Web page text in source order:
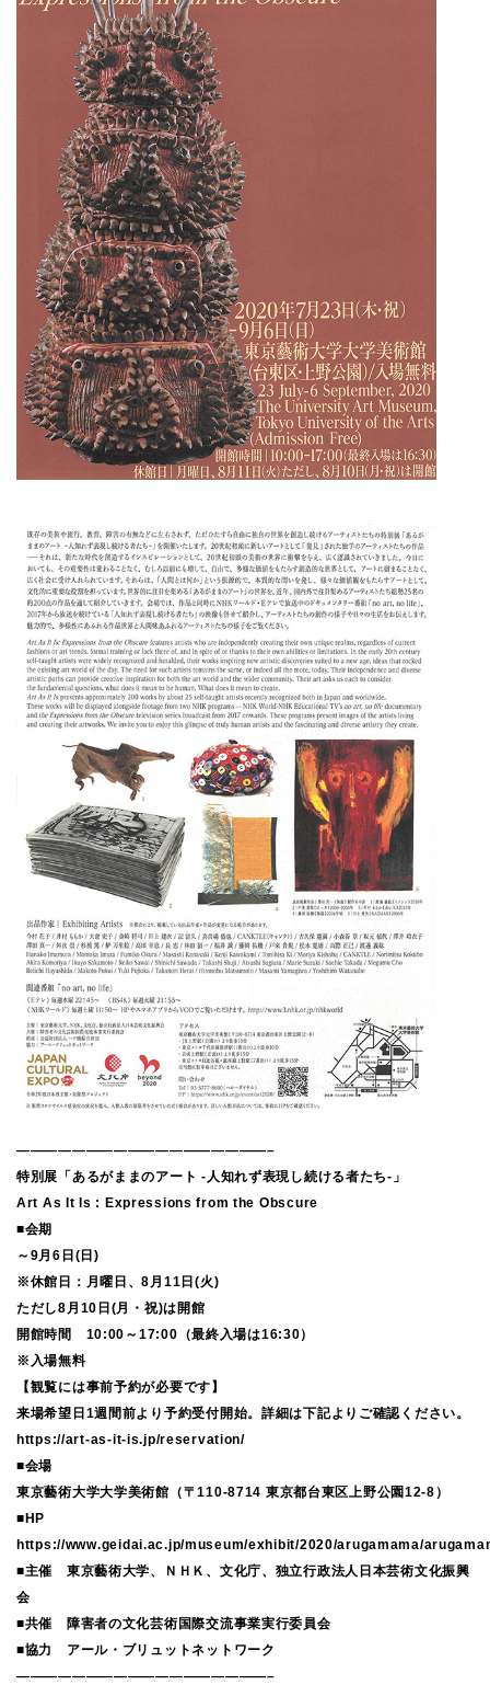
——————————————————–
特別展「あるがままのアート -人知れず表現し続ける者たち-」
Art As It Is : Expressions from the Obscure
■会期
～9月6日(日)
※休館日：月曜日、8月11日(火)
ただし8月10日(月・祝)は開館
開館時間 10:00～17:00（最終入場は16:30）
※入場無料
【観覧には事前予約が必要です】
来場希望日1週間前より予約受付開始。詳細は下記よりご確認ください。
https://art-as-it-is.jp/reservation/
■会場
東京藝術大学大学美術館（〒110-8714 東京都台東区上野公園12-8）
■HP
https://www.geidai.ac.jp/museum/exhibit/2020/arugamama/
■主催 東京藝術大学、ＮＨＫ、文化庁、独立行政法人日本芸術文化振興
会
■共催 障害者の文化芸術国際交流事業実行委員会
■協力 アール・ブリュットネットワーク
——————————————————–